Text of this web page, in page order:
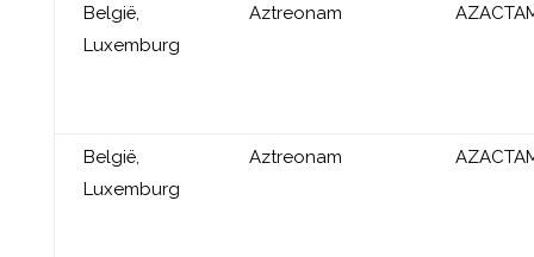
België,
Luxemburg
Aztreonam
België,
Luxemburg
Aztreonam